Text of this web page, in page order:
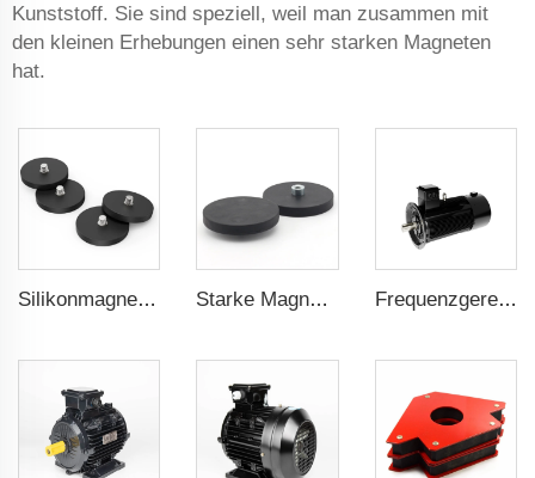
Kunststoff. Sie sind speziell, weil man zusammen mit
den kleinen Erhebungen einen sehr starken Magneten
hat.
Silikonmagnete für magnetische Kabelstecker mit 88 mm Außengewinde Starke Magnete für den Einsatz in Befestigungshalterungen von Taxidachboxen, beschichteter Magnet mit 22 mm konvexem Außengewinde Frequenzgeregelter PMSM 5,5kW-160kW